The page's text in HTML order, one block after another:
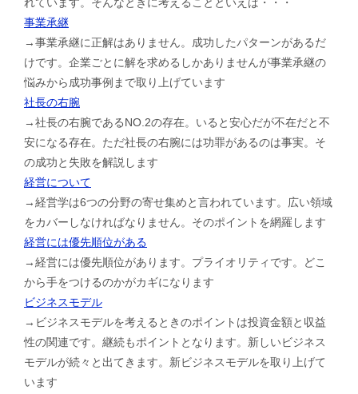
事業承継
→事業承継に正解はありません。成功したパターンがあるだ
けです。企業ごとに解を求めるしかありませんが事業承継の
悩みから成功事例まで取り上げています
社長の右腕
→社長の右腕であるNO.2の存在。いると安心だが不在だと不
安になる存在。ただ社長の右腕には功罪があるのは事実。そ
の成功と失敗を解説します
経営について
→経営学は6つの分野の寄せ集めと言われています。広い領域
をカバーしなければなりません。そのポイントを網羅します
経営には優先順位がある
→経営には優先順位があります。プライオリティです。どこ
から手をつけるのかがカギになります
ビジネスモデル
→ビジネスモデルを考えるときのポイントは投資金額と収益
性の関連です。継続もポイントとなります。新しいビジネス
モデルが続々と出てきます。新ビジネスモデルを取り上げて
います